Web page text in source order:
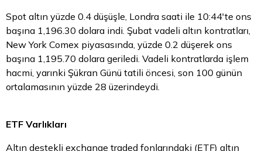
Spot altın yüzde 0.4 düşüşle, Londra saati ile 10:44'te ons
başına 1,196.30 dolara indi. Şubat vadeli altın kontratları,
New York Comex piyasasında, yüzde 0.2 düşerek ons
başına 1,195.70 dolara geriledi. Vadeli kontratlarda işlem
hacmi, yarınki Şükran Günü tatili öncesi, son 100 günün
ortalamasının yüzde 28 üzerindeydi.
ETF Varlıkları
Altın destekli exchange traded fonlarındaki (ETF) altın